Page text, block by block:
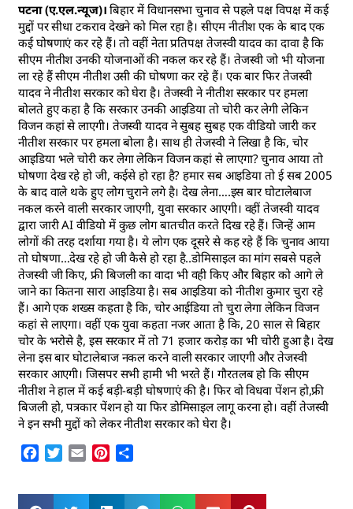
पटना (ए.एल.न्यूज)। बिहार में विधानसभा चुनाव से पहले पक्ष विपक्ष में कई
मुद्दों पर सीधा टकराव देखने को मिल रहा है। सीएम नीतीश एक के बाद एक
कई घोषणाएं कर रहे हैं। तो वहीं नेता प्रतिपक्ष तेजस्वी यादव का दावा है कि
सीएम नीतीश उनकी योजनाओं की नकल कर रहे हैं। तेजस्वी जो भी योजना
ला रहे हैं सीएम नीतीश उसी की घोषणा कर रहे हैं। एक बार फिर तेजस्वी
यादव ने नीतीश सरकार को घेरा है। तेजस्वी ने नीतीश सरकार पर हमला
बोलते हुए कहा है कि सरकार उनकी आइडिया तो चोरी कर लेगी लेकिन
विजन कहां से लाएगी। तेजस्वी यादव ने सुबह सुबह एक वीडियो जारी कर
नीतीश सरकार पर हमला बोला है। साथ ही तेजस्वी ने लिखा है कि, चोर
आइडिया भले चोरी कर लेगा लेकिन विजन कहां से लाएगा? चुनाव आया तो
घोषणा देख रहे हो जी, कईसे हो रहा है? हमार सब आइडिया तो ई सब 2005
के बाद वाले थके हुए लोग चुराने लगे है। देख लेना….इस बार घोटालेबाज
नकल करने वाली सरकार जाएगी, युवा सरकार आएगी। वहीं तेजस्वी यादव
द्वारा जारी AI वीडियो में कुछ लोग बातचीत करते दिख रहे हैं। जिन्हें आम
लोगों की तरह दर्शाया गया है। ये लोग एक दूसरे से कह रहे हैं कि चुनाव आया
तो घोषणा…देख रहे हो जी कैसे हो रहा है..डोमिसाइल का मांग सबसे पहले
तेजस्वी जी किए, फ्री बिजली का वादा भी वही किए और बिहार को आगे ले
जाने का कितना सारा आइडिया है। सब आइडिया को नीतीश कुमार चुरा रहे
हैं। आगे एक शख्स कहता है कि, चोर आईडिया तो चुरा लेगा लेकिन विजन
कहां से लाएगा। वहीं एक युवा कहता नजर आता है कि, 20 साल से बिहार
चोर के भरोसे है, इस सरकार में तो 71 हजार करोड़ का भी चोरी हुआ है। देख
लेना इस बार घोटालेबाज नकल करने वाली सरकार जाएगी और तेजस्वी
सरकार आएगी। जिसपर सभी हामी भी भरते हैं। गौरतलब हो कि सीएम
नीतीश ने हाल में कई बड़ी-बड़ी घोषणाएं की है। फिर वो विधवा पेंशन हो,फ्री
बिजली हो, पत्रकार पेंशन हो या फिर डोमिसाइल लागू करना हो। वहीं तेजस्वी
ने इन सभी मुद्दों को लेकर नीतीश सरकार को घेरा है।
Facebook
Twitter
Email Pinterest